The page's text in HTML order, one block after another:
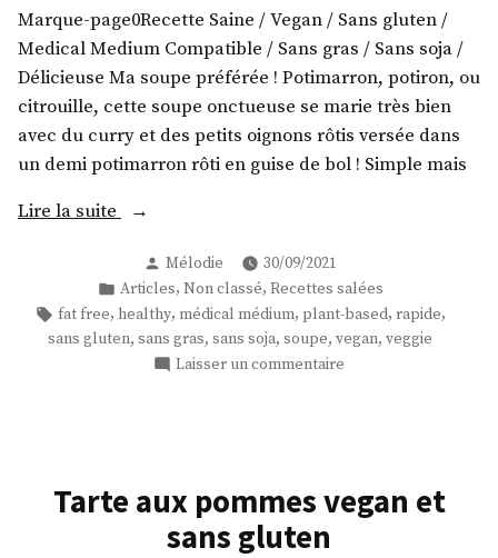
ajoutée
! »
sans
gluten
et
sans
graisse
ajoutée
!
Marque-page0Recette Saine / Vegan / Sans gluten /
Medical Medium Compatible / Sans gras / Sans soja /
Délicieuse Ma soupe préférée ! Potimarron, potiron, ou
citrouille, cette soupe onctueuse se marie très bien
avec du curry et des petits oignons rôtis versée dans
un demi potimarron rôti en guise de bol ! Simple mais
Lire la suite
« Soupe
potimarron
au
curry
Publié
par
Mélodie
30/09/2021
Publié
dans
Articles, Non classé, Recettes salées
Étiquettes :
fat free, healthy, médical médium, plant-based, rapide,
sans gluten, sans gras, sans soja, soupe, vegan, veggie
Laisser un commentaire
et
Tarte aux pommes vegan et
sans gluten